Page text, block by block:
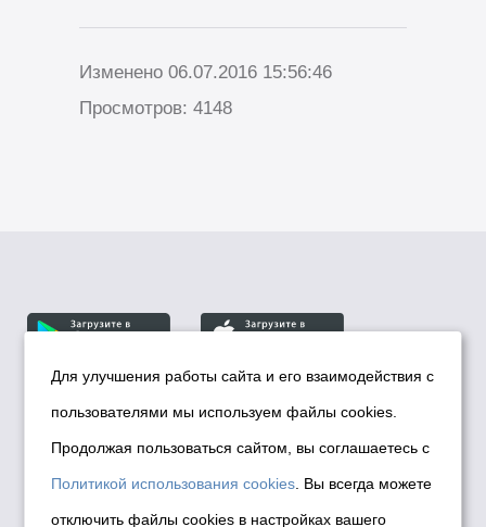
Изменено 06.07.2016 15:56:46
Просмотров: 4148
© Департамент информационной политики мэрии
города Новосибирска, 2026
Политика использования Cookies
Политика по обработке персональных
Для улучшения работы сайта и его взаимодействия с
пользователями мы используем файлы cookies.
Продолжая пользоваться сайтом, вы соглашаетесь с
Политикой использования cookies . Вы всегда можете
отключить файлы cookies в настройках вашего